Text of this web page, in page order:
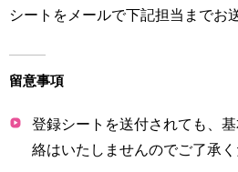
シートをメールで下記担当までお
留意事項
登録シートを送付されても、
絡はいたしませんのでご了承く